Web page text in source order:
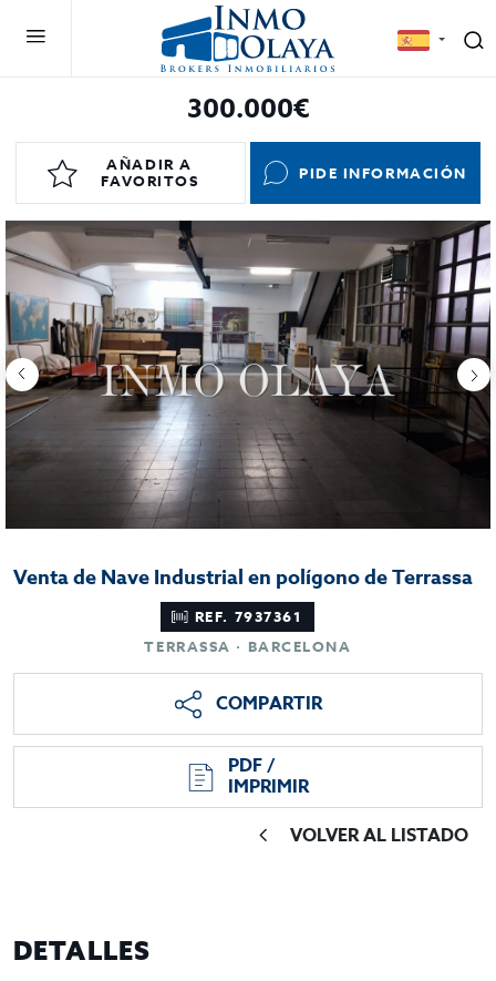
300.000€
AÑADIR A
FAVORITOS
PIDE INFORMACIÓN
Venta de Nave Industrial en polígono de Terrassa
REF. 7937361
TERRASSA · BARCELONA
COMPARTIR
PDF /
IMPRIMIR
VOLVER AL LISTADO
DETALLES